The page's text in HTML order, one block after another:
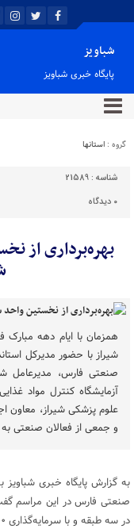
شباویز
پایگاه خبری شباویز
گروه : استانها
شناسه : 21589
۰ دیدگاه
بهره‌برداری از
همزمان با ایام‌ دهه
شیراز با حضور مدیرکل
صنعتی فارس، مدیرعامل
آزمایشگاه کنترل مواد
علوم پزشکی شیراز، معاون
و جمعی از فعالان صنعتی به
به گزارش پایگاه خبری